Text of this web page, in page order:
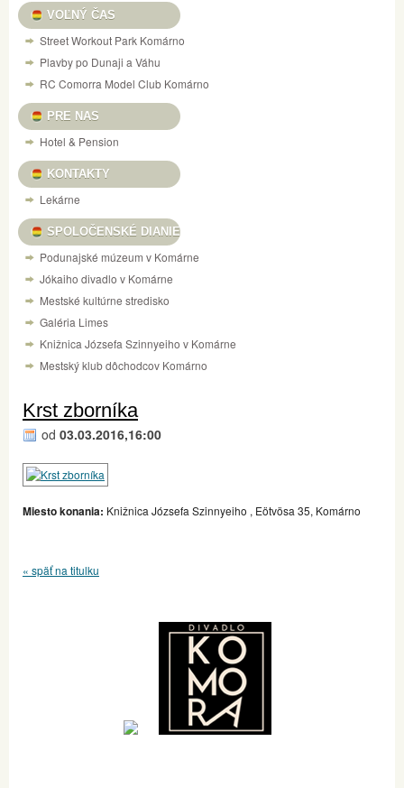
VOĽNÝ ČAS
Street Workout Park Komárno
Plavby po Dunaji a Váhu
RC Comorra Model Club Komárno
PRE NAS
Hotel & Pension
KONTAKTY
Lekárne
SPOLOČENSKÉ DIANIE
Podunajské múzeum v Komárne
Jókaiho divadlo v Komárne
Mestské kultúrne stredisko
Galéria Limes
Knižnica Józsefa Szinnyeiho v Komárne
Mestský klub dôchodcov Komárno
Krst zborníka
od 03.03.2016,16:00
Miesto konania: Knižnica Józsefa Szinnyeiho , Eötvösa 35, Komárno
« späť na titulku